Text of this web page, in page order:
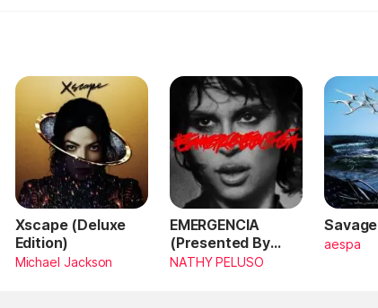
Xscape (Deluxe
Edition)
Michael Jackson
EMERGENCIA
(Presented By
PlayStation,
NATHY PELUSO
Savage
aespa